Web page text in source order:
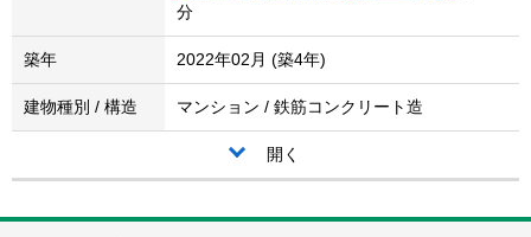
分
築年 2022年02月 (築4年)
建物種別 / 構造 マンション / 鉄筋コンクリート造
開く